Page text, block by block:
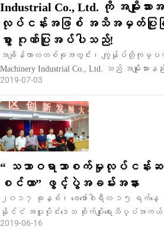
Industrial Co., Ltd. ကို အမျိုးသ
လုပ်ငန်းအဖြစ် အသိအမှတ်ပြုခြ
စွာ ဂုဏ်ပြုအပ်ပါသည်!
အချိန်ကာလတစ်ခုအတွင်း၊ ကျွန်ုပ်တို့ကုမ္ပဏီ
Machinery Industrial Co., Ltd. သည် အမျိုးသ
အစည်းအဖြစ် အသိအမှတ်ပြုခံရပြီး “ အမျိုးသာ
လုပ်ငန်း” အဖြစ် သတ်မှတ်ခံရပါသည်။ အမျိုးသားနည်းပညာမြင့်လုပ်ငန်း
များသည် အမျိုးသားအဆင့်အထောက်အပံ့ရရှိသော န
သုတေသနနှင့်ဖွံ့ဖြိုးမှုကို ဆက်လက်လုပ်ဆောင်ကာ နည်
ကို ပြောင်းလဲခြင်းဖြင့် ကုမ္ပဏီ၏အဓိကကိုယ်ပို
ဖော်ဆောင်နိုင်သော လုပ်ငန်းများဖြစ်ပါသည်။
2019-07-03
“ သဘာဝရာဘာစက်မှုလုပ်ငန်းဆ
စင်တာ” ဖွင့်ပွဲအခမ်းအနား
၂၀၁၇ ခုနှစ်၊ ဖေဖော်ဝါရီလ ၁၅ ရက်
နိုင်ငံ အပူပိုင်းဒေသ စိုက်ပျိုးရေးသိပ္ပံအကယ်
သုတေသနဌာနက ဦးဆောင်ပြီး Zhanjiang Weida
2019-06-16